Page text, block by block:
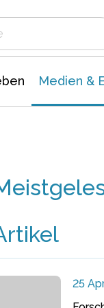
Medien &
25